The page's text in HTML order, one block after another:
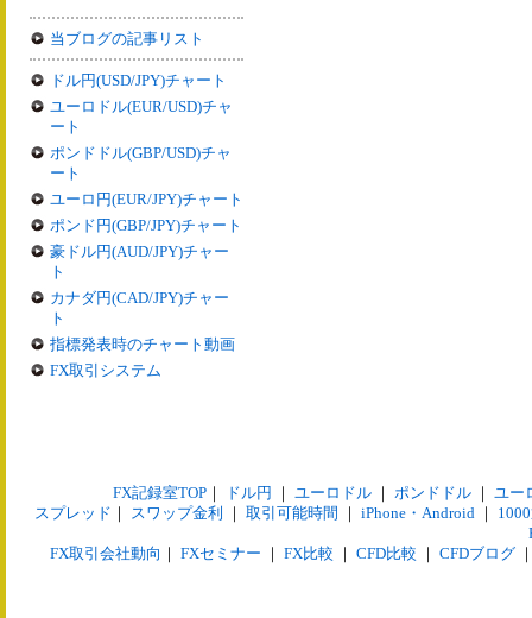
当ブログの記事リスト
ドル円(USD/JPY)チャート
ユーロドル(EUR/USD)チャ
ート
ポンドドル(GBP/USD)チャ
ート
ユーロ円(EUR/JPY)チャート
ポンド円(GBP/JPY)チャート
豪ドル円(AUD/JPY)チャー
ト
カナダ円(CAD/JPY)チャー
ト
指標発表時のチャート動画
FX取引システム
FX記録室TOP｜ ドル円 ｜ ユーロドル｜ ポンドドル｜ ユー
スプレッド ｜ スワップ金利 ｜ 取引可能時間 ｜ iPhone・Android ｜
FX取引会社動向 ｜ FXセミナー ｜ FX比較 ｜ CFD比較 ｜ CFDブログ